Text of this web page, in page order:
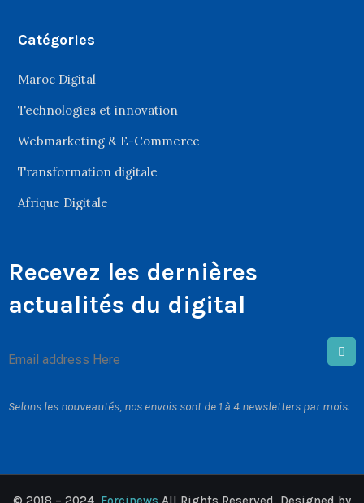
Catégories
Maroc Digital
Technologies et innovation
Webmarketing & E-Commerce
Transformation digitale
Afrique Digitale
Recevez les dernières
actualités du digital
Selons les nouveautés, nos envois sont de 1 à 4 newsletters par mois.